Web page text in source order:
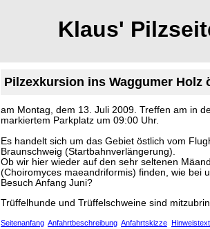
Klaus'
Pilzexkursion ins Waggumer
am Montag, dem 13. Juli 2009. Treffen am in
markiertem Parkplatz um 09:00 Uhr.
Es handelt sich um das Gebiet östlich vom
Braunschweig (Startbahnverlängerung).
Ob wir hier wieder auf den sehr seltenen
(Choiromyces maeandriformis) finden, wie bei
Besuch Anfang Juni?
Trüffelhunde und Trüffelschweine sind
Seitenanfang Anfahrtbeschreibung Anfahrtskizze Hinweistext